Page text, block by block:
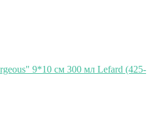
9*10 см 300 мл Lefard (425-